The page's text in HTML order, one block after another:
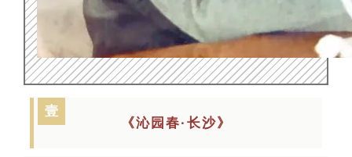
壹
《沁园春·长沙》